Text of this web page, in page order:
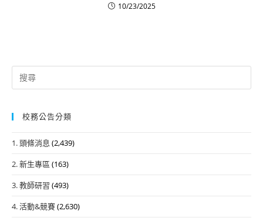
10/23/2025
Search
for:
校務公告分類
1. 頭條消息 (2,439)
2. 新生專區 (163)
3. 教師研習 (493)
4. 活動&競賽(2,630)